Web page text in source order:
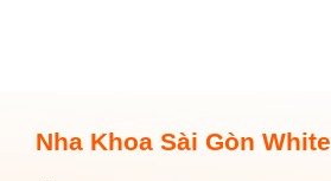
Nha Khoa Sài Gòn White